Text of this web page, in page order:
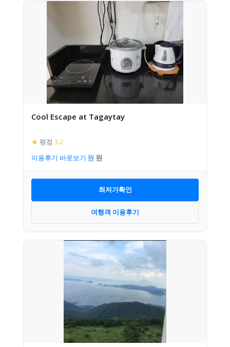
Cool Escape at Tagaytay
★ 평점 3.2
이용후기 바로보기
최저가확인
여행객 이용후기